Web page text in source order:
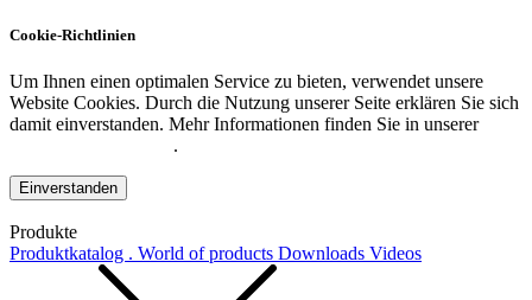
Cookie-Richtlinien
Um Ihnen einen optimalen Service zu bieten, verwendet unsere
Website Cookies. Durch die Nutzung unserer Seite erklären Sie sich
damit einverstanden. Mehr Informationen finden Sie in unserer
.
Einverstanden
Produkte
Produktkatalog . World of products Downloads Videos